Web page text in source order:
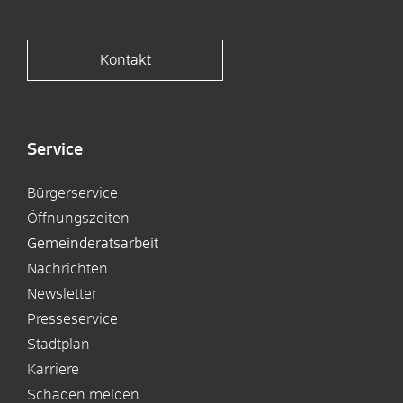
Kontakt
Service
Bürgerservice
Öffnungszeiten
Gemeinderatsarbeit
Nachrichten
Newsletter
Presseservice
Stadtplan
Karriere
Schaden melden